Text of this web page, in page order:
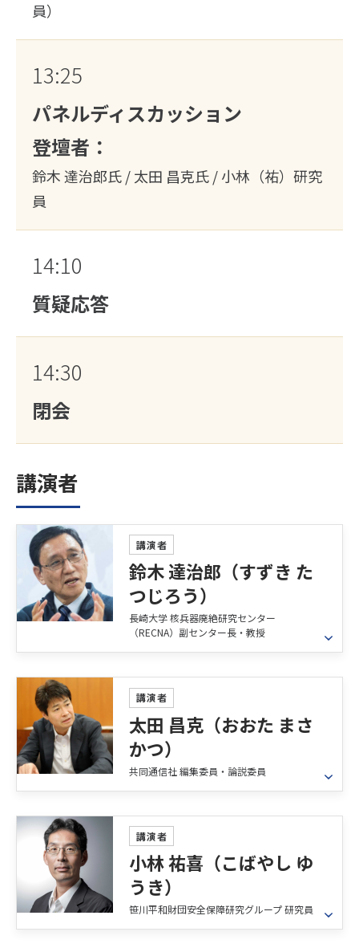
員）
13:25
パネルディスカッション
登壇者：
鈴木 達治郎氏 / 太田 昌克氏 / 小林（祐）研究
員
14:10
質疑応答
14:30
閉会
講演者
講演者
鈴木 達治郎（すずき た
つじろう）
長崎大学 核兵器廃絶研究センター
（RECNA）副センター長・教授
プロフィール
1975年東京大学工学部原子力工学科卒。78年マサ
チューセッツ工科大学プログラム修士修了。工学
博士（東京大学）。専門は原子力政策、科学技術
社会論。2010年1月から2014年3月まで原子力委員
会委員長代理、2015年4月よりRECNAセンター長
を務め、2019年４月より現職。国際核物質専門家
パネル（IPFM）共同議長、核廃絶を目的とする科
学者グループ「パグウォッシュ会議」評議員。
講演者
太田 昌克（おおた まさ
かつ）
共同通信社 編集委員・論説委員
プロフィール
1992年早稲田大学政治経済学部政治学科卒業。共
同通信社入社。広島支局、政治
部などを経て2003～07年までワシントン特派員。
06年度ボーン・上田記念国際記
者賞を受賞。10年に政策研究大学院大学
（GRIPS）から博士号取得（政策研究）。
講演者
小林 祐喜（こばやし ゆ
うき）
笹川平和財団安全保障研究グループ 研究員